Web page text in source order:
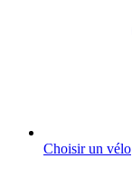
Choisir un vélo